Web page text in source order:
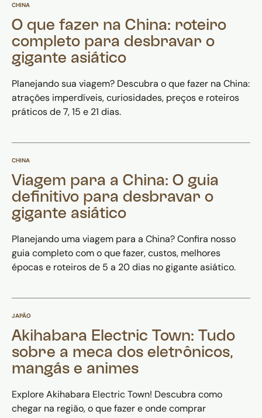
CHINA
O que fazer na China: roteiro
completo para desbravar o
gigante asiático
Planejando sua viagem? Descubra o que fazer na China:
atrações imperdíveis, curiosidades, preços e roteiros
práticos de 7, 15 e 21 dias.
CHINA
Viagem para a China: O guia
definitivo para desbravar o
gigante asiático
Planejando uma viagem para a China? Confira nosso
guia completo com o que fazer, custos, melhores
épocas e roteiros de 5 a 20 dias no gigante asiático.
JAPÃO
Akihabara Electric Town: Tudo
sobre a meca dos eletrônicos,
mangás e animes
Explore Akihabara Electric Town! Descubra como
chegar na região, o que fazer e onde comprar